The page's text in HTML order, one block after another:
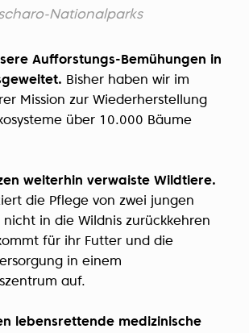
Nationalparks
Aufforstungs-Bemühungen in
Bisher haben wir im
Mission zur Wiederherstellung
über 10.000 Bäume
weiterhin verwaiste Wildtiere.
die Pflege von zwei jungen
in die Wildnis zurückkehren
für ihr Futter und die
in einem
auf.
lebensrettende medizinische